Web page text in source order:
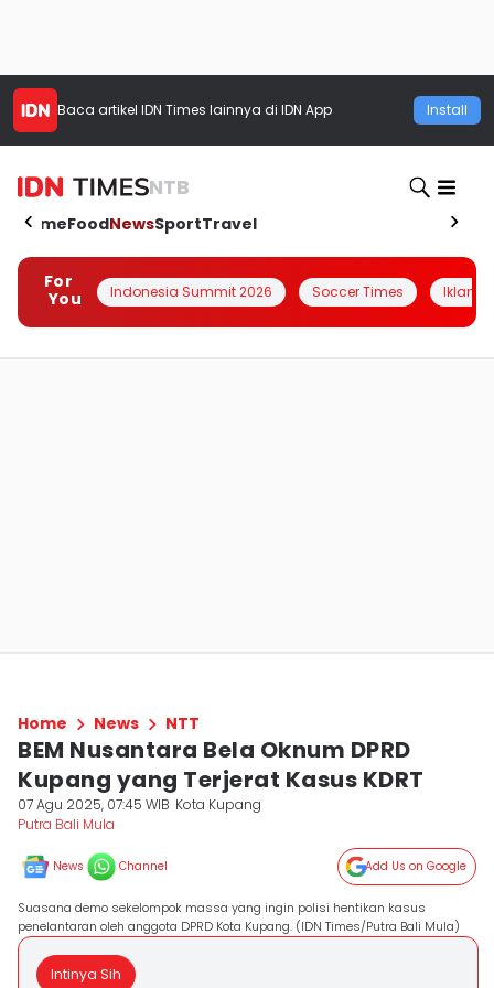
Baca artikel IDN Times lainnya di IDN App Install
NTB
HomeFoodNewsSportTravel
For
You
Indonesia Summit 2026 Soccer Times Iklanin
Home News NTT
BEM Nusantara Bela Oknum DPRD
Kupang yang Terjerat Kasus KDRT
07 Agu 2025, 07:45 WIB Kota Kupang
Putra Bali Mula
News Channel Add Us on Google
Suasana demo sekelompok massa yang ingin polisi hentikan kasus
penelantaran oleh anggota DPRD Kota Kupang. (IDN Times/Putra Bali Mula)
Intinya Sih